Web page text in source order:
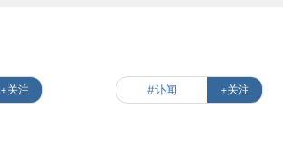
+关注 #讣闻 +关注